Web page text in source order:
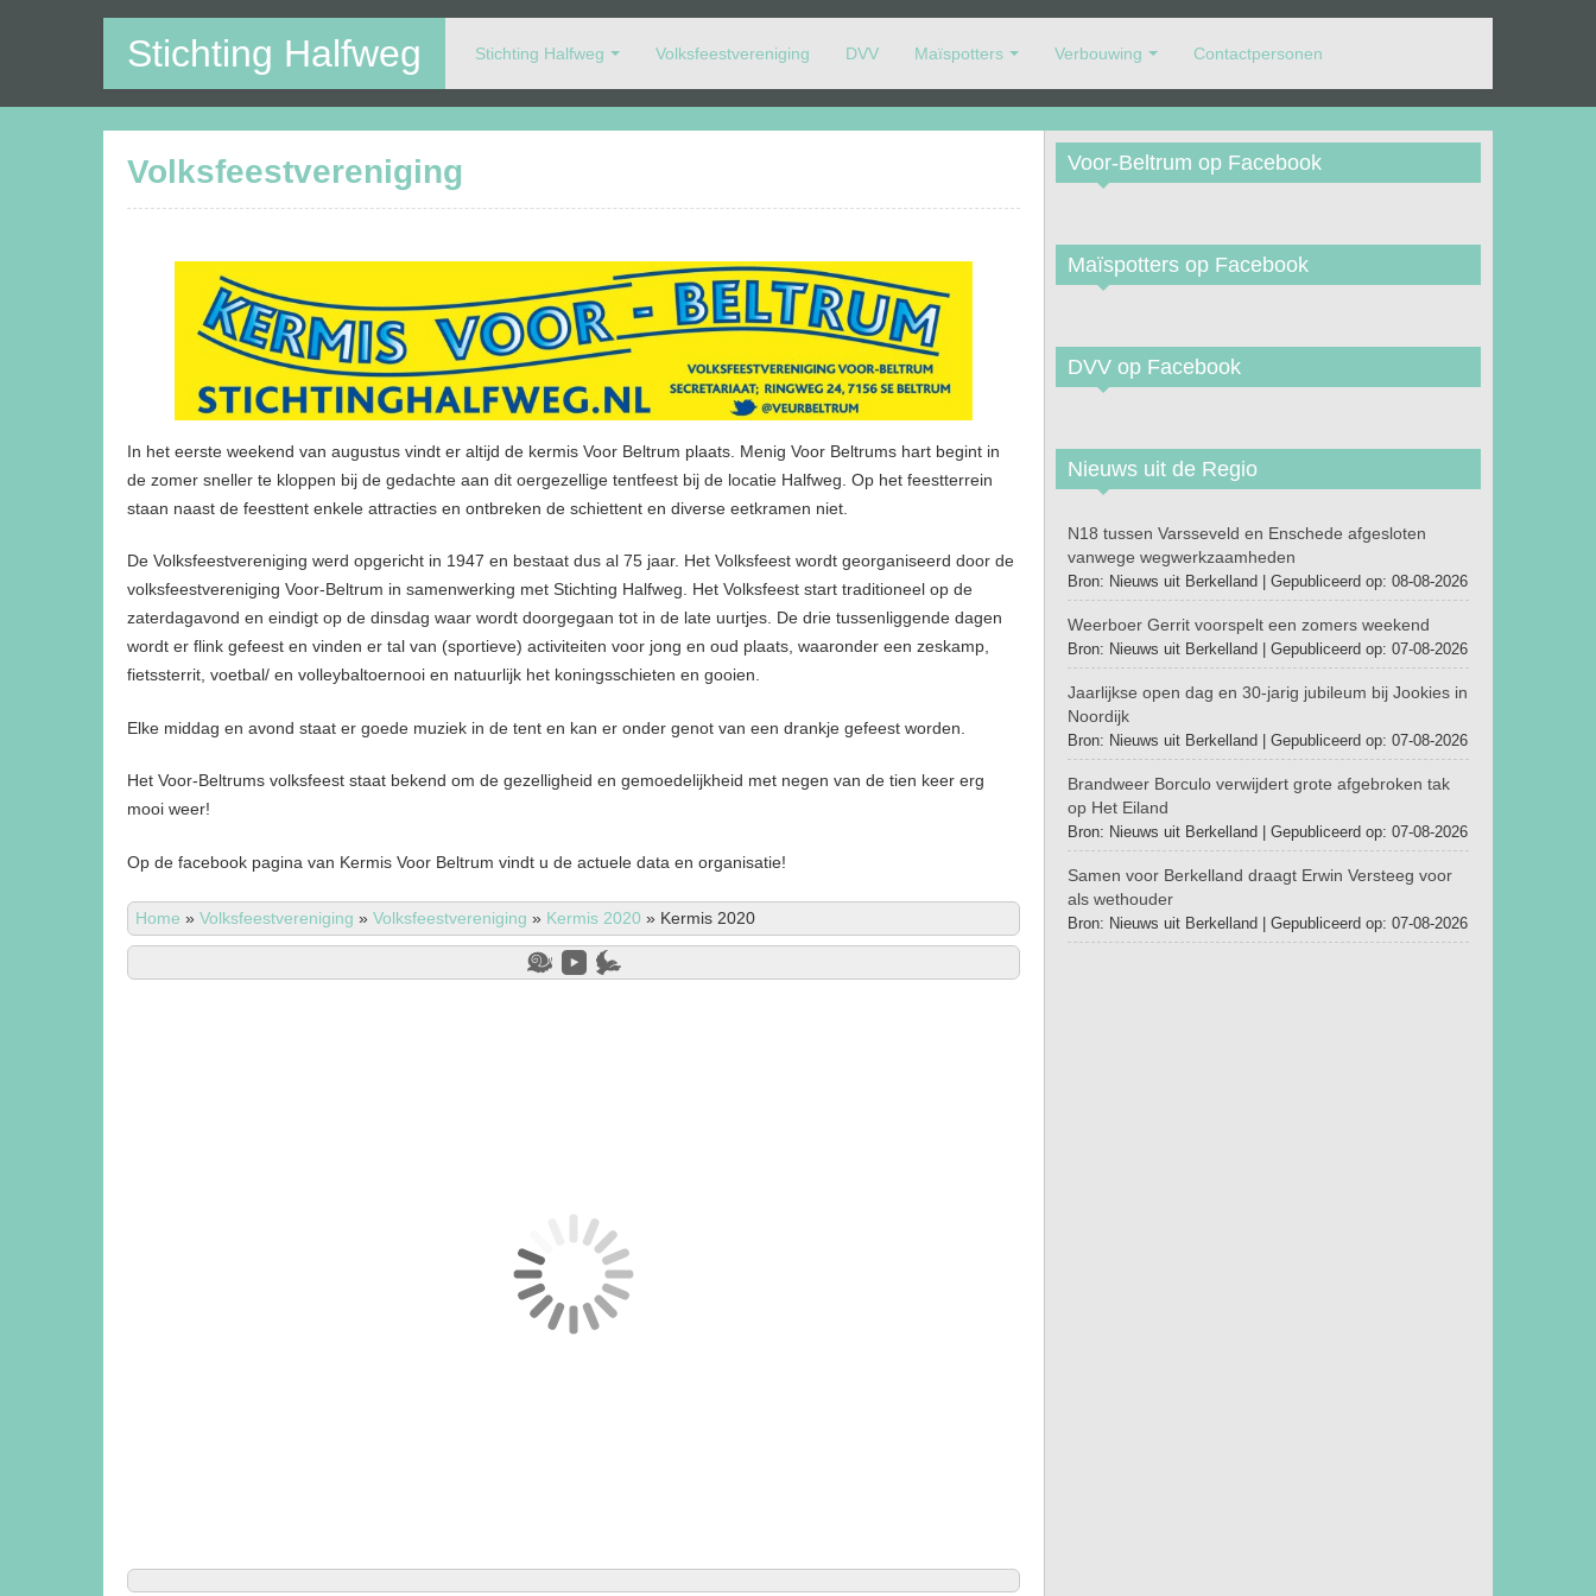
Stichting Halfweg Stichting Halfweg Volksfeestvereniging DVV Maïspotters Verbouwing Contactpersonen
Op deze website kunt u alle activiteiten in en rondom Voor-Beltrum op de voet volgen.
Volksfeestvereniging
In het eerste weekend van augustus vindt er altijd de kermis Voor Beltrum plaats. Menig Voor Beltrums hart begint in
de zomer sneller te kloppen bij de gedachte aan dit oergezellige tentfeest bij de locatie Halfweg. Op het feestterrein
staan naast de feesttent enkele attracties en ontbreken de schiettent en diverse eetkramen niet.
De Volksfeestvereniging werd opgericht in 1947 en bestaat dus al 75 jaar. Het Volksfeest wordt georganiseerd door de
volksfeestvereniging Voor-Beltrum in samenwerking met Stichting Halfweg. Het Volksfeest start traditioneel op de
zaterdagavond en eindigt op de dinsdag waar wordt doorgegaan tot in de late uurtjes. De drie tussenliggende dagen
wordt er flink gefeest en vinden er tal van (sportieve) activiteiten voor jong en oud plaats, waaronder een zeskamp,
fietssterrit, voetbal/ en volleybaltoernooi en natuurlijk het koningsschieten en gooien.
Elke middag en avond staat er goede muziek in de tent en kan er onder genot van een drankje gefeest worden.
Het Voor-Beltrums volksfeest staat bekend om de gezelligheid en gemoedelijkheid met negen van de tien keer erg
mooi weer!
Op de facebook pagina van Kermis Voor Beltrum vindt u de actuele data en organisatie!
Home » Volksfeestvereniging » Volksfeestvereniging » Kermis 2020 » Kermis 2020
Voor-Beltrum op Facebook
Maïspotters op Facebook
DVV op Facebook
Nieuws uit de Regio
N18 tussen Varsseveld en Enschede afgesloten
vanwege wegwerkzaamheden
Bron: Nieuws uit Berkelland Gepubliceerd op: 08-08-2026
Weerboer Gerrit voorspelt een zomers weekend
Bron: Nieuws uit Berkelland Gepubliceerd op: 07-08-2026
Jaarlijkse open dag en 30-jarig jubileum bij Jookies in
Noordijk
Bron: Nieuws uit Berkelland Gepubliceerd op: 07-08-2026
Brandweer Borculo verwijdert grote afgebroken tak
op Het Eiland
Bron: Nieuws uit Berkelland Gepubliceerd op: 07-08-2026
Samen voor Berkelland draagt Erwin Versteeg voor
als wethouder
Bron: Nieuws uit Berkelland Gepubliceerd op: 07-08-2026